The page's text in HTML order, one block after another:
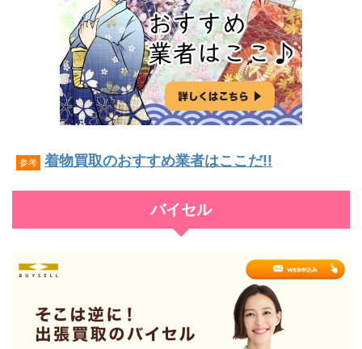
参考 着物買取のおすすめ業者はここだ!!
バイセル